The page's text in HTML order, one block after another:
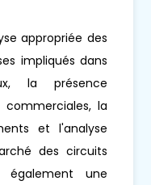
appropriée des
impliqués dans
la présence
commerciales, la
et l'analyse
des circuits
une